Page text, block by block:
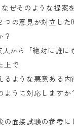
そのような提案を
意見が対立した
？
から「絶対に誰に
上で
ような悪意ある内
うに対応しますか
面接試験の参考に